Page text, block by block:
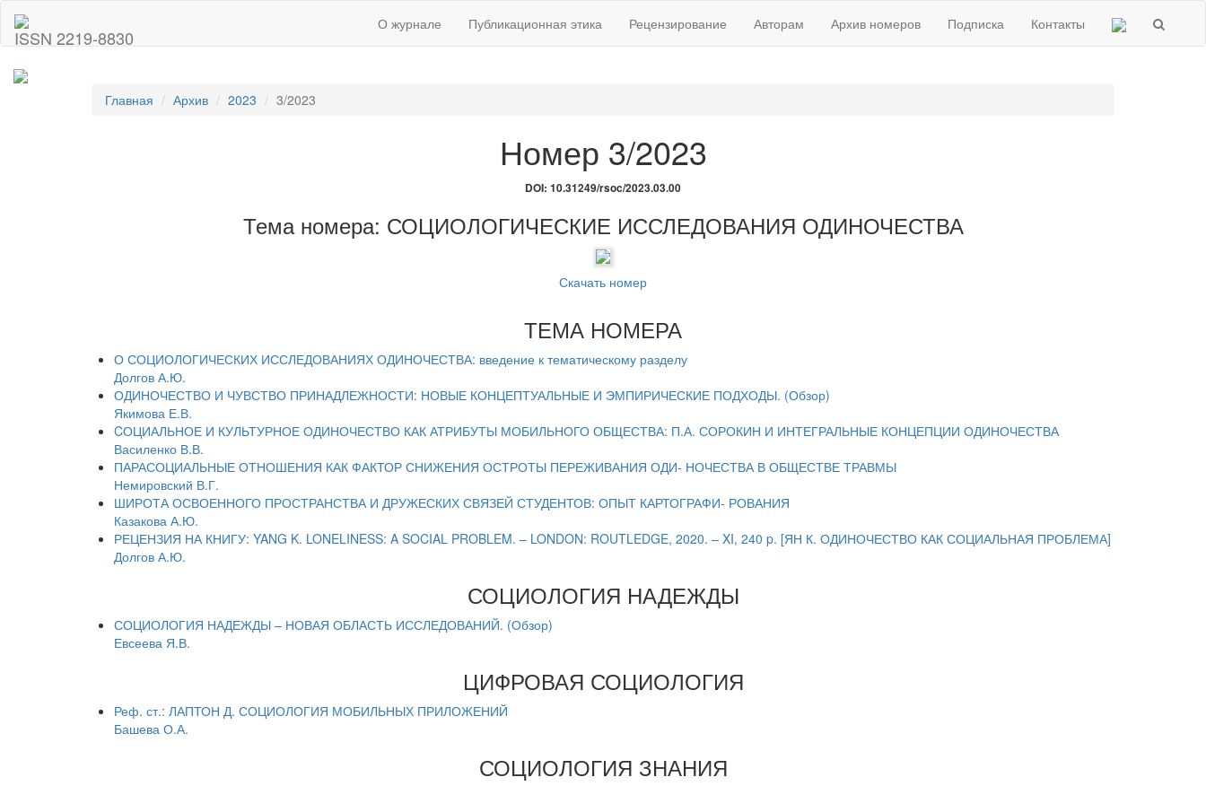
ISSN 2219-8830
О журнале Публикационная этика Рецензирование Авторам Архив номеров Подписка Контакты
Главная Архив 2023 3/2023
Номер 3/2023
DOI: 10.31249/rsoc/2023.03.00
Тема номера: СОЦИОЛОГИЧЕСКИЕ ИССЛЕДОВАНИЯ ОДИНОЧЕСТВА
Скачать номер
ТЕМА НОМЕРА
О СОЦИОЛОГИЧЕСКИХ ИССЛЕДОВАНИЯХ ОДИНОЧЕСТВА: введение к тематическому разделу
Долгов А.Ю.
ОДИНОЧЕСТВО И ЧУВСТВО ПРИНАДЛЕЖНОСТИ: НОВЫЕ КОНЦЕПТУАЛЬНЫЕ И ЭМПИРИЧЕСКИЕ ПОДХОДЫ. (Обзор)
Якимова Е.В.
CОЦИАЛЬНОЕ И КУЛЬТУРНОЕ ОДИНОЧЕСТВО КАК АТРИБУТЫ МОБИЛЬНОГО ОБЩЕСТВА: П.А. СОРОКИН И ИНТЕГРАЛЬНЫЕ КОНЦЕПЦИИ ОДИНОЧЕСТВА
Василенко В.В.
ПАРАСОЦИАЛЬНЫЕ ОТНОШЕНИЯ КАК ФАКТОР СНИЖЕНИЯ ОСТРОТЫ ПЕРЕЖИВАНИЯ ОДИ- НОЧЕСТВА В ОБЩЕСТВЕ ТРАВМЫ
Немировский В.Г.
ШИРОТА ОСВОЕННОГО ПРОСТРАНСТВА И ДРУЖЕСКИХ СВЯЗЕЙ СТУДЕНТОВ: ОПЫТ КАРТОГРАФИ- РОВАНИЯ
Казакова А.Ю.
РЕЦЕНЗИЯ НА КНИГУ: YANG K. LONELINESS: A SOCIAL PROBLEM. – LONDON: ROUTLEDGE, 2020. – XI, 240 p. [ЯН К. ОДИНОЧЕСТВО КАК СОЦИАЛЬНАЯ ПРОБЛЕМА]
Долгов А.Ю.
СОЦИОЛОГИЯ НАДЕЖДЫ
СОЦИОЛОГИЯ НАДЕЖДЫ – НОВАЯ ОБЛАСТЬ ИССЛЕДОВАНИЙ. (Обзор)
Евсеева Я.В.
ЦИФРОВАЯ СОЦИОЛОГИЯ
Реф. ст.: ЛАПТОН Д. СОЦИОЛОГИЯ МОБИЛЬНЫХ ПРИЛОЖЕНИЙ
Башева О.А.
СОЦИОЛОГИЯ ЗНАНИЯ